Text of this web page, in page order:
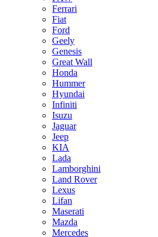
Ferrari
Fiat
Ford
Geely
Genesis
Great Wall
Honda
Hummer
Hyundai
Infiniti
Isuzu
Jaguar
Jeep
KIA
Lada
Lamborghini
Land Rover
Lexus
Lifan
Maserati
Mazda
Mercedes